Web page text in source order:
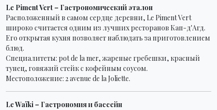
Le Piment Vert – Гастрономический эталон
Расположенный в самом сердце деревни, Le Piment Vert
широко считается одним из лучших ресторанов Кап-д'Агд.
Его открытая кухня позволяет наблюдать за приготовлением
блюд.
Специалитеты: pot de la mer, жареные гребешки, красный
тунец, говяжий стейк с кофейным соусом.
Местоположение: 2 avenue de la Joliette.
Le Waïki – Гастрономия и бассейн